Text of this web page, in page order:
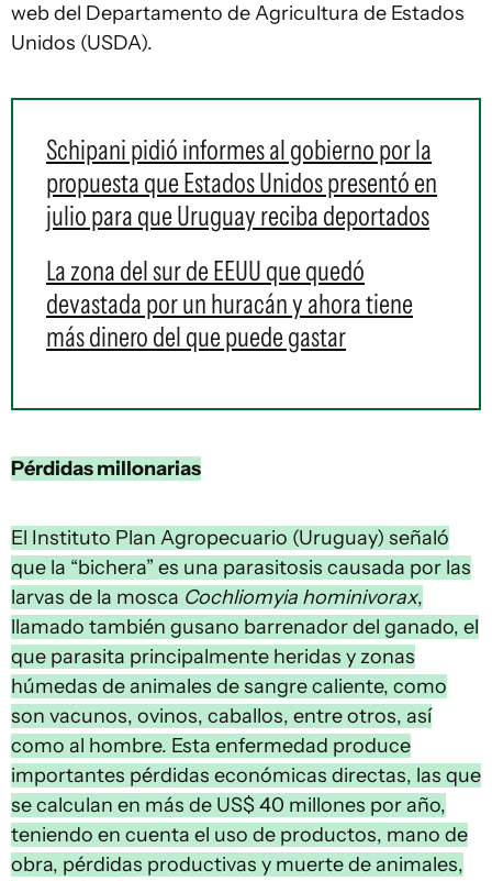
web del Departamento de Agricultura de Estados
Unidos (USDA).
Schipani pidió informes al gobierno por la
propuesta que Estados Unidos presentó en
julio para que Uruguay reciba deportados
La zona del sur de EEUU que quedó
devastada por un huracán y ahora tiene
más dinero del que puede gastar
Pérdidas millonarias
El Instituto Plan Agropecuario (Uruguay) señaló
que la “bichera” es una parasitosis causada por las
larvas de la mosca Cochliomyia hominivorax,
llamado también gusano barrenador del ganado, el
que parasita principalmente heridas y zonas
húmedas de animales de sangre caliente, como
son vacunos, ovinos, caballos, entre otros, así
como al hombre. Esta enfermedad produce
importantes pérdidas económicas directas, las que
se calculan en más de US$ 40 millones por año,
teniendo en cuenta el uso de productos, mano de
obra, pérdidas productivas y muerte de animales,